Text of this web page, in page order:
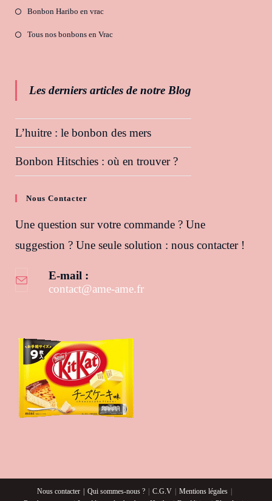
Bonbon Haribo en vrac
Tous nos bonbons en Vrac
Les derniers articles de notre Blog
L’huitre : le bonbon des mers
Bonbon Hitschies : où en trouver ?
Nous Contacter
Une question sur votre commande ? Une
suggestion ? Une seule solution : nous contacter !
E-mail :
contact@ame-ame.frS’ouvre dans votre application
Nous contacter Qui sommes-nous ? C.G.V
Mentions légales